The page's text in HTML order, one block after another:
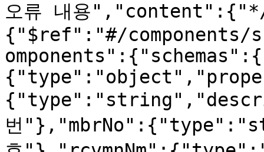
오류 내용
{"$ref":"#/components/
번